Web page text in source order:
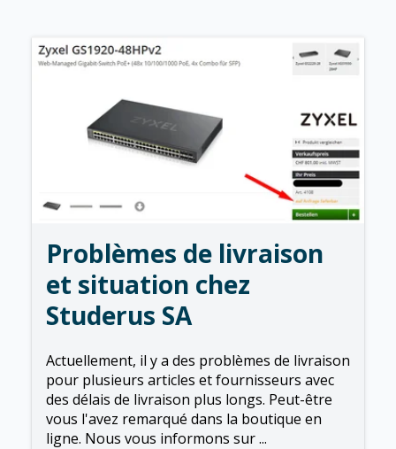
Problèmes de livraison
et situation chez
Studerus SA
Actuellement, il y a des problèmes de livraison
pour plusieurs articles et fournisseurs avec
des délais de livraison plus longs. Peut-être
vous l'avez remarqué dans la boutique en
ligne. Nous vous informons sur ...